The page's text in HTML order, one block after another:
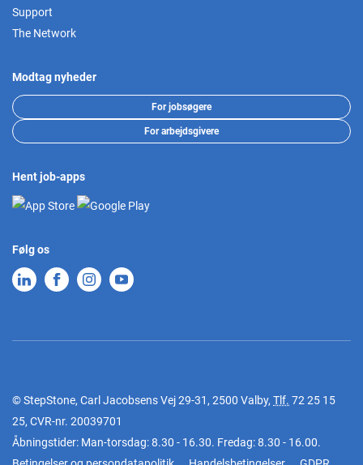
Support
The Network
Modtag nyheder
For jobsøgere
For arbejdsgivere
Hent job-apps
Følg os
© StepStone, Carl Jacobsens Vej 29-31, 2500 Valby, Tlf. 72 25 15
25, CVR-nr. 20039701
Åbningstider: Man-torsdag: 8.30 - 16.30. Fredag: 8.30 - 16.00.